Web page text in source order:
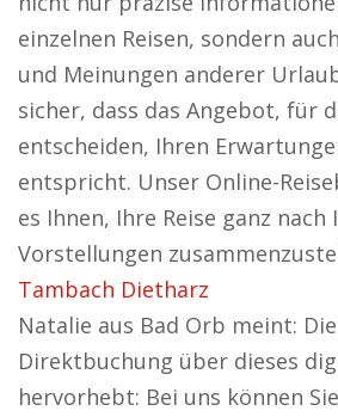
einzelnen Reisen, sondern
und Meinungen anderer
sicher, dass das Angebot, für
entscheiden, Ihren
entspricht. Unser Online-
es Ihnen, Ihre Reise ganz nach
Vorstellungen
Tambach Dietharz
Natalie aus Bad Orb meint:
Direktbuchung über dieses
hervorhebt: Bei uns können